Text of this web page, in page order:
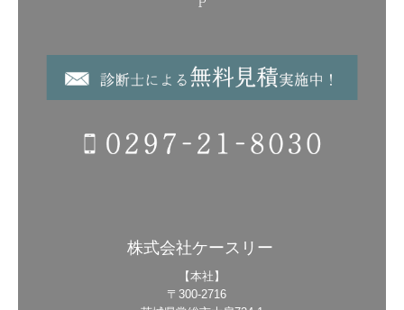
株式会社ケースリー
【本社】
〒300-2716